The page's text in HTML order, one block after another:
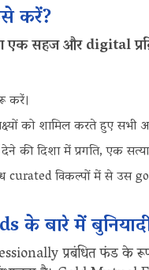
करें?
सहज और digital
करें।
को शामिल करते हुए सभी
दिशा में प्रगति, एक
विकल्पों में से उस
के बारे में
प्रबंधित फंड के